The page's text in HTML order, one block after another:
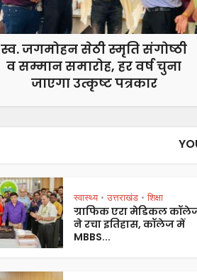
स्व. जगमोहन सेठी स्मृति संगोष्ठी
व सम्मान समारोह, हर वर्ष चुना
जाएगा उत्कृष्ट पत्रकार
स्वास्थ्य • उत्तराखंड • शिक्षा
ग्राफिक एरा मेडिकल
ने रचा इतिहास, कॉलेज में
MBBS...